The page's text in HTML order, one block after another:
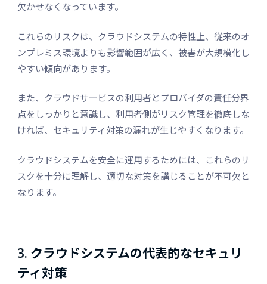
欠かせなくなっています。
これらのリスクは、クラウドシステムの特性上、従来のオ
ンプレミス環境よりも影響範囲が広く、被害が大規模化し
やすい傾向があります。
また、クラウドサービスの利用者とプロバイダの責任分界
点をしっかりと意識し、利用者側がリスク管理を徹底しな
ければ、セキュリティ対策の漏れが生じやすくなります。
クラウドシステムを安全に運用するためには、これらのリ
スクを十分に理解し、適切な対策を講じることが不可欠と
なります。
3. クラウドシステムの代表的なセキュリ
ティ対策